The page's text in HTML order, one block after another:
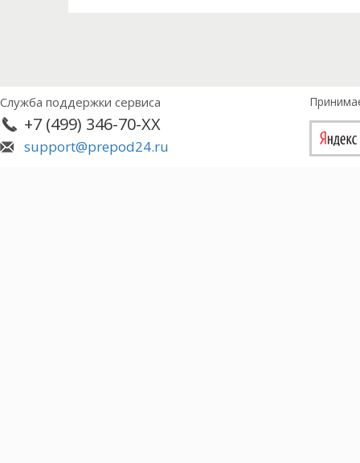
Служба поддержки сервиса
+7 (499) 346-70-XX
support@prepod24.ru